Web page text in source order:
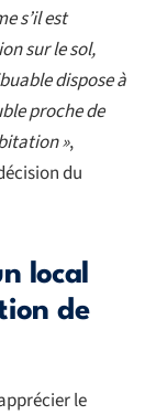
s’il est
sur le sol,
dispose à
proche de
»,
du
local
de
le